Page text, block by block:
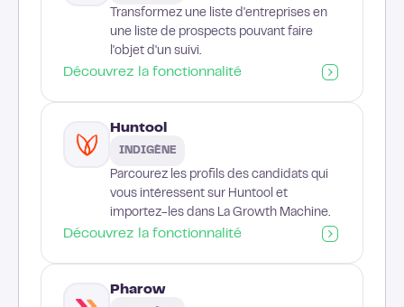
Transformez une liste d'entreprises en
une liste de prospects pouvant faire
l'objet d'un suivi.
Découvrez la fonctionnalité
Huntool
INDIGÈNE
Parcourez les profils des candidats qui
vous intéressent sur Huntool et
importez-les dans La Growth Machine.
Découvrez la fonctionnalité
Pharow